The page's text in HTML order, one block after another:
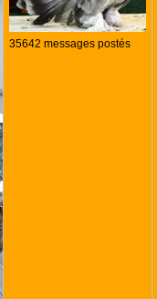
35642 messages postés